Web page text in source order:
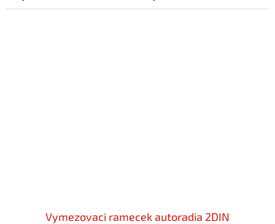
Vymezovaci ramecek autoradia 2DIN